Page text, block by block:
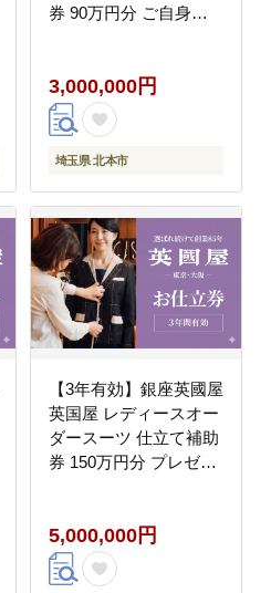
券 90万円分 ご自身用
3,000,000円
埼玉県 北本市
【3年有効】銀座英國屋
英国屋 レディースオー
ダースーツ 仕立て補助
券 150万円分 プレゼン
5,000,000円